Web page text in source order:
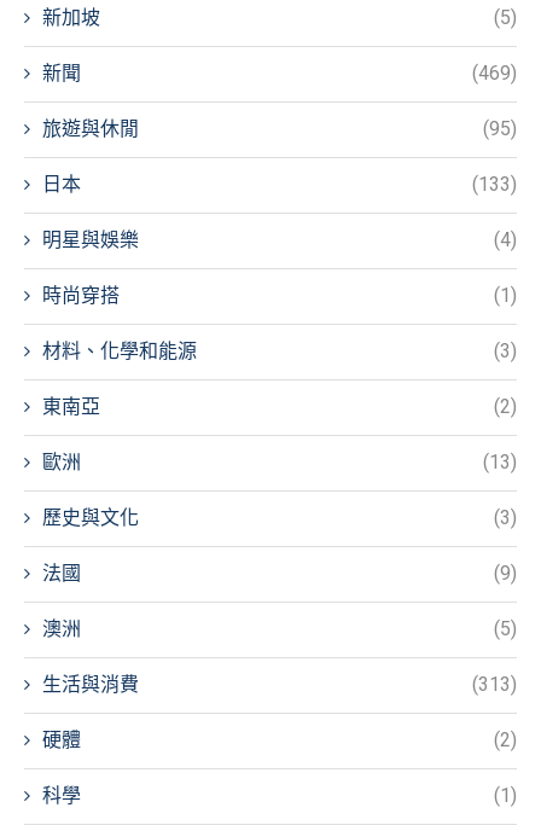
新加坡 (5)
新聞 (469)
旅遊與休閒 (95)
日本 (133)
明星與娛樂 (4)
時尚穿搭 (1)
材料、化學和能源 (3)
東南亞 (2)
歐洲 (13)
歷史與文化 (3)
法國 (9)
澳洲 (5)
生活與消費 (313)
硬體 (2)
科學 (1)